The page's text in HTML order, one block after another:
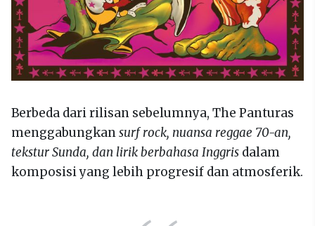
Berbeda dari rilisan sebelumnya, The Panturas
menggabungkansurf rock, nuansa reggae 70-an,
tekstur Sunda, dan lirik berbahasa Inggris dalam
komposisi yang lebih progresif dan atmosferik.